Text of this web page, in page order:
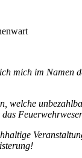
mich im Namen
welche